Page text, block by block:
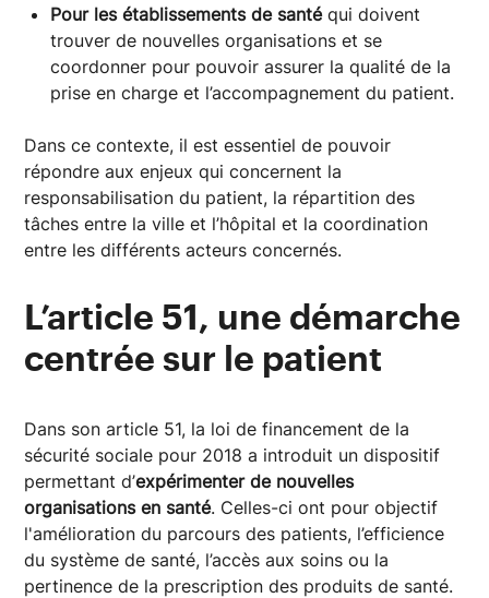
Pour les établissements de santéqui doivent
trouver de nouvelles organisations et se
coordonner pour pouvoir assurer la qualité de la
prise en charge et l’accompagnement du patient.
Dans ce contexte, il est essentiel de pouvoir
répondre aux enjeux qui concernent la
responsabilisation du patient, la répartition des
tâches entre la ville et l’hôpital et la coordination
entre les différents acteurs concernés.
L’article 51, une démarche
centrée sur le patient
Dans son article 51, la loi de financement de la
sécurité sociale pour 2018 a introduit un dispositif
permettant d’expérimenter de nouvelles
organisations en santé. Celles-ci ont pour objectif
l'amélioration du parcours des patients, l’efficience
du système de santé, l’accès aux soins ou la
pertinence de la prescription des produits de santé.